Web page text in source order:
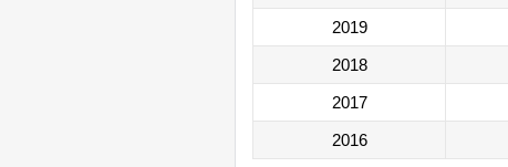
2019
2018
2017
2016